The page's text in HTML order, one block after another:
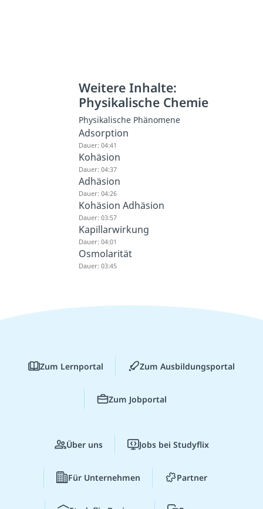
Weitere Inhalte:
Physikalische Chemie
Physikalische Phänomene
Adsorption
Dauer: 04:41
Kohäsion
Dauer: 04:37
Adhäsion
Dauer: 04:26
Kohäsion Adhäsion
Dauer: 03:57
Kapillarwirkung
Dauer: 04:01
Osmolarität
Dauer: 03:45
Zum Lernportal Zum Ausbildungsportal
Zum Jobportal
Über uns Jobs bei Studyflix
Für Unternehmen Partner